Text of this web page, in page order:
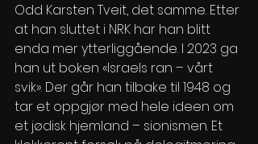
Odd Karsten Tveit, det samme. Etter
at han sluttet i NRK har han blitt
enda mer ytterliggående. I 2023 ga
han ut boken «Israels ran – vårt
svik». Der går han tilbake til 1948 og
tar et oppgjør med hele ideen om
et jødisk hjemland – sionismen. Et